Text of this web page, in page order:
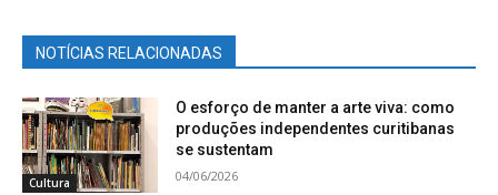
NOTÍCIAS RELACIONADAS
Cultura
O esforço de manter a arte viva: como
produções independentes curitibanas
se sustentam
04/06/2026